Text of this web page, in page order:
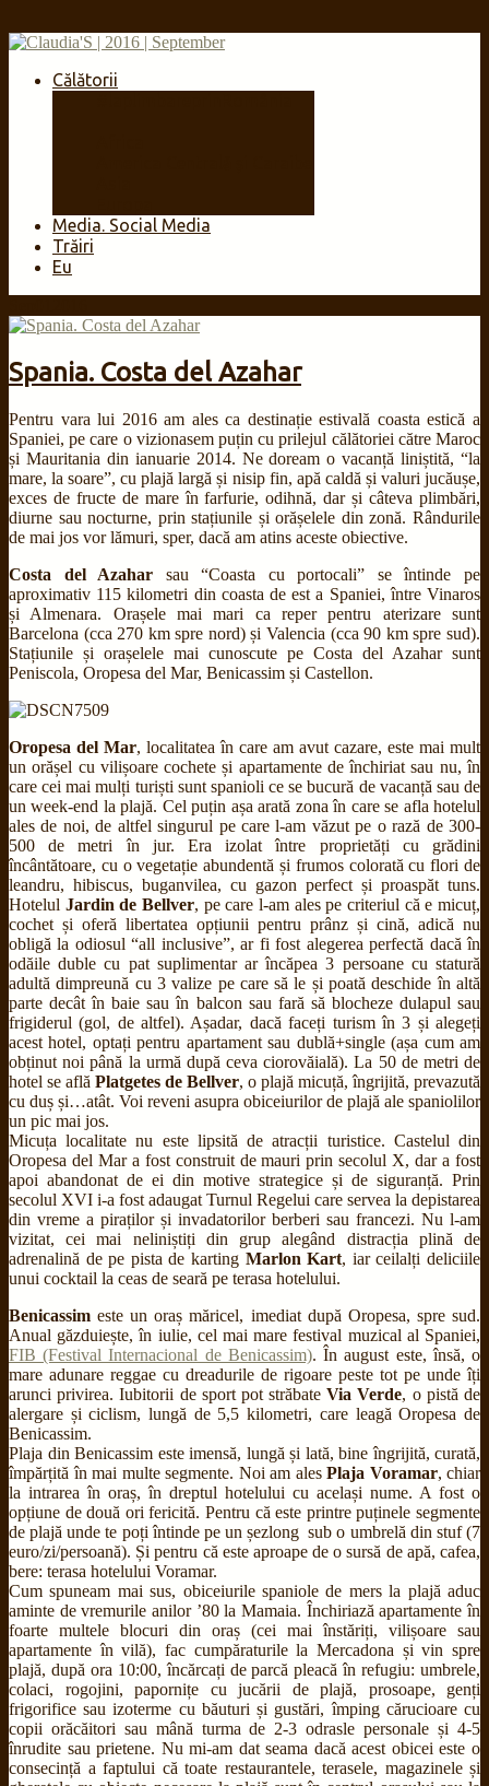
Călătorii
Media. Social Media
Trăiri
Eu
Spania. Costa del Azahar
Pentru vara lui 2016 am ales ca destinație estivală coasta estică a
Spaniei, pe care o vizionasem puțin cu prilejul călătoriei către Maroc
și Mauritania din ianuarie 2014. Ne doream o vacanță liniștită, “la
mare, la soare”, cu plajă largă și nisip fin, apă caldă și valuri jucăușe,
exces de fructe de mare în farfurie, odihnă, dar și câteva plimbări,
diurne sau nocturne, prin stațiunile și orășelele din zonă. Rândurile
de mai jos vor lămuri, sper, dacă am atins aceste obiective.
Costa del Azahar sau “Coasta cu portocali” se întinde pe
aproximativ 115 kilometri din coasta de est a Spaniei, între Vinaros
și Almenara. Orașele mai mari ca reper pentru aterizare sunt
Barcelona (cca 270 km spre nord) și Valencia (cca 90 km spre sud).
Stațiunile și orașelele mai cunoscute pe Costa del Azahar sunt
Peniscola, Oropesa del Mar, Benicassim și Castellon.
Oropesa del Mar, localitatea în care am avut cazare, este mai mult
un orășel cu vilișoare cochete și apartamente de închiriat sau nu, în
care cei mai mulți turiști sunt spanioli ce se bucură de vacanță sau de
un week-end la plajă. Cel puțin așa arată zona în care se afla hotelul
ales de noi, de altfel singurul pe care l-am văzut pe o rază de 300-
500 de metri în jur. Era izolat între proprietăți cu grădini
încântătoare, cu o vegetație abundentă și frumos colorată cu flori de
leandru, hibiscus, buganvilea, cu gazon perfect și proaspăt tuns.
Hotelul Jardin de Bellver, pe care l-am ales pe criteriul că e micuț,
cochet și oferă libertatea opțiunii pentru prânz și cină, adică nu
obligă la odiosul “all inclusive”, ar fi fost alegerea perfectă dacă în
odăile duble cu pat suplimentar ar încăpea 3 persoane cu statură
adultă dimpreună cu 3 valize pe care să le și poată deschide în altă
parte decât în baie sau în balcon sau fară să blocheze dulapul sau
frigiderul (gol, de altfel). Așadar, dacă faceți turism în 3 și alegeți
acest hotel, optați pentru apartament sau dublă+single (așa cum am
obținut noi până la urmă după ceva ciorovăială). La 50 de metri de
hotel se află Platgetes de Bellver, o plajă micuță, îngrijită, prevazută
cu duș și…atât. Voi reveni asupra obiceiurilor de plajă ale spaniolilor
un pic mai jos.
Micuța localitate nu este lipsită de atracții turistice. Castelul din
Oropesa del Mar a fost construit de mauri prin secolul X, dar a fost
apoi abandonat de ei din motive strategice și de siguranță. Prin
secolul XVI i-a fost adaugat Turnul Regelui care servea la depistarea
din vreme a piraților și invadatorilor berberi sau francezi. Nu l-am
vizitat, cei mai neliniștiți din grup alegând distracția plină de
adrenalină de pe pista de karting Marlon Kart, iar ceilalți deliciile
unui cocktail la ceas de seară pe terasa hotelului.
Benicassim este un oraș măricel, imediat după Oropesa, spre sud.
Anual găzduiește, în iulie, cel mai mare festival muzical al Spaniei,
FIB (Festival Internacional de Benicassim). În august este, însă, o
mare adunare reggae cu dreadurile de rigoare peste tot pe unde îți
arunci privirea. Iubitorii de sport pot străbateVia Verde, o pistă de
alergare și ciclism, lungă de 5,5 kilometri, care leagă Oropesa de
Benicassim.
Plaja din Benicassim este imensă, lungă și lată, bine îngrijită, curată,
împărțită în mai multe segmente. Noi am ales Plaja Voramar, chiar
la intrarea în oraș, în dreptul hotelului cu același nume. A fost o
opțiune de două ori fericită. Pentru că este printre puținele segmente
de plajă unde te poți întinde pe un șezlong sub o umbrelă din stuf (7
euro/zi/persoană). Și pentru că este aproape de o sursă de apă, cafea,
bere: terasa hotelului Voramar.
Cum spuneam mai sus, obiceiurile spaniole de mers la plajă aduc
aminte de vremurile anilor ’80 la Mamaia. Închiriază apartamente în
foarte multele blocuri din oraș (cei mai înstăriți, vilișoare sau
apartamente în vilă), fac cumpăraturile la Mercadona și vin spre
plajă, după ora 10:00, încărcați de parcă pleacă în refugiu: umbrele,
colaci, rogojini, papornițe cu jucării de plajă, prosoape, genți
frigorifice sau izoterme cu băuturi și gustări, împing cărucioare cu
copii orăcăitori sau mână turma de 2-3 odrasle personale și 4-5
înrudite sau prietene. Nu mi-am dat seama dacă acest obicei este o
consecință a faptului că toate restaurantele, terasele, magazinele și